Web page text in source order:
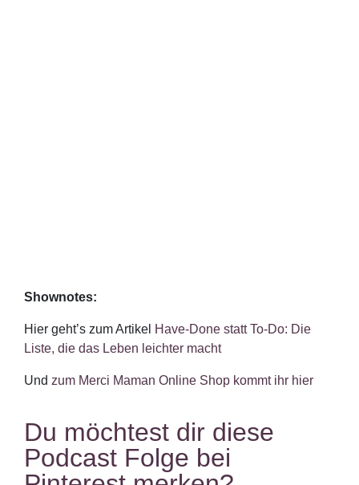
Shownotes:
Hier geht’s zum Artikel Have-Done statt To-Do: Die
Liste, die das Leben leichter macht
Und zum Merci Maman Online Shop kommt ihr hier
Du möchtest dir diese
Podcast Folge bei